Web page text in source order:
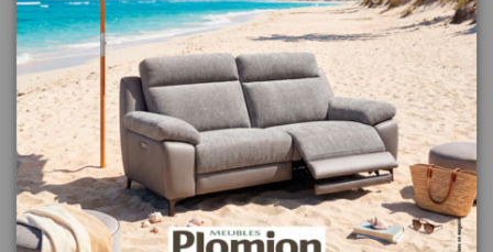
Découvrez
Offres commerciales